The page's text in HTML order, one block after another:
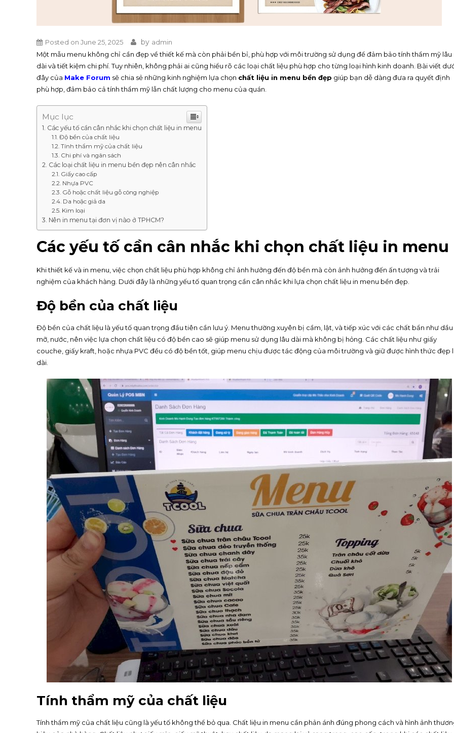
Posted on June 25, 2025 by admin
Một mẫu menu không chỉ cần đẹp về thiết kế mà còn phải bền bỉ, phù hợp với môi trường sử dụng để đảm bảo tính thẩm mỹ lâu
dài và tiết kiệm chi phí. Tuy nhiên, không phải ai cũng hiểu rõ các loại chất liệu phù hợp cho từng loại hình kinh doanh. Bài viết
đây của Make Forum sẽ chia sẻ những kinh nghiệm lựa chọn chất liệu in menu bền đẹp giúp bạn dễ dàng đưa ra quyết định
phù hợp, đảm bảo cả tính thẩm mỹ lẫn chất lượng cho menu của quán.
Mục lục
Các yếu tố cần cân nhắc khi chọn chất liệu in menu
Độ bền của chất liệu
Tính thẩm mỹ của chất liệu
Chi phí và ngân sách
Các loại chất liệu in menu bền đẹp nên cân nhắc
Giấy cao cấp
Nhựa PVC
Gỗ hoặc chất liệu gỗ công nghiệp
Da hoặc giả da
Kim loại
Nên in menu tại đơn vị nào ở TPHCM?
Các yếu tố cần cân nhắc khi chọn chất liệu in menu
Khi thiết kế và in menu, việc chọn chất liệu phù hợp không chỉ ảnh hưởng đến độ bền mà còn ảnh hưởng đến ấn tượng và trải
nghiệm của khách hàng. Dưới đây là những yếu tố quan trọng cần cân nhắc khi lựa chọn chất liệu in menu bền đẹp.
Độ bền của chất liệu
Độ bền của chất liệu là yếu tố quan trọng đầu tiên cần lưu ý. Menu thường xuyên bị cầm, lật, và tiếp xúc với các chất bẩn như dầu
mỡ, nước, nên việc lựa chọn chất liệu có độ bền cao sẽ giúp menu sử dụng lâu dài mà không bị hỏng. Các chất liệu như giấy
couche, giấy kraft, hoặc nhựa PVC đều có độ bền tốt, giúp menu chịu được tác động của môi trường và giữ được hình thức đẹp
dài.
Tính thẩm mỹ của chất liệu
Tính thẩm mỹ của chất liệu cũng là yếu tố không thể bỏ qua. Chất liệu in menu cần phản ánh đúng phong cách và hình ảnh